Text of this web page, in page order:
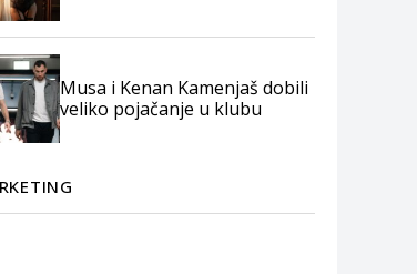
Musa i Kenan Kamenjaš dobili
veliko pojačanje u klubu